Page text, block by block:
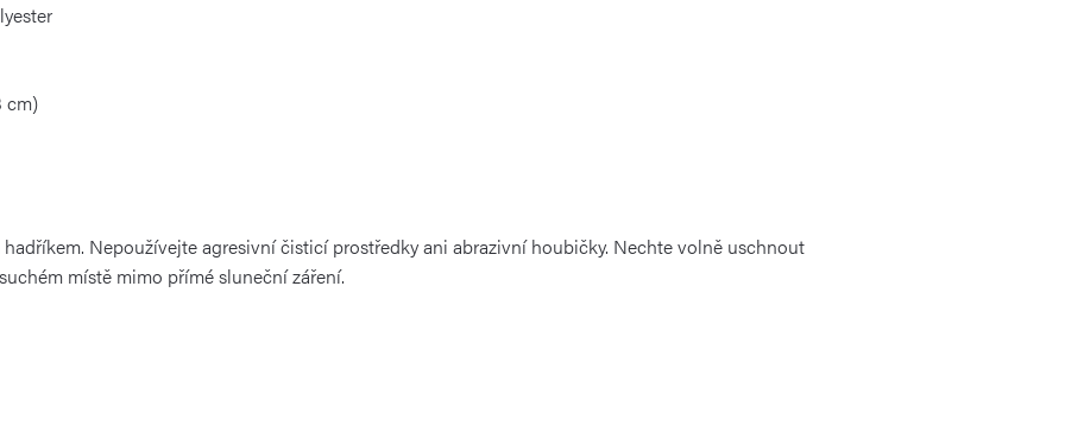
cm)
Nepoužívejte agresivní čisticí prostředky ani abrazivní houbičky. Nechte volně uschnout
místě mimo přímé sluneční záření.